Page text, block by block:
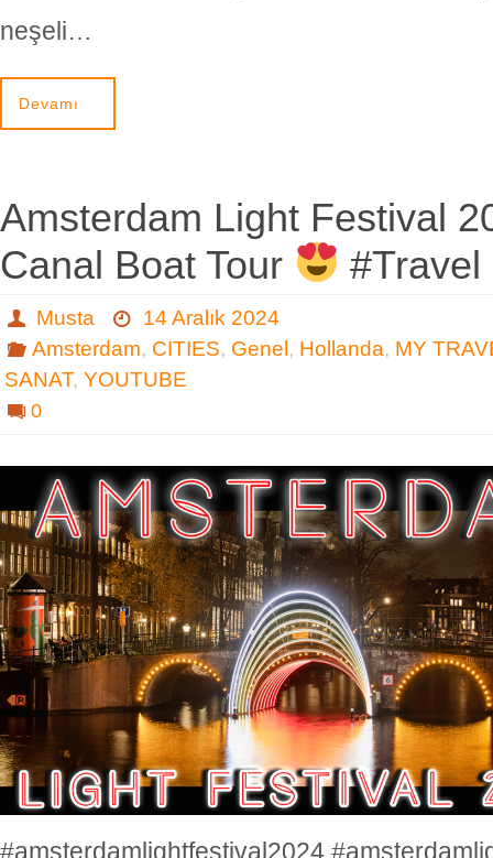
neşeli…
Devamı
Amsterdam Light Festival
Canal Boat Tour
#Travel
Musta
14 Aralık 2024
Amsterdam, CITIES, Genel, Hollanda, MY
SANAT, YOUTUBE
0
#amsterdamlightfestival2024